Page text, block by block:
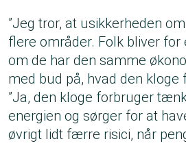
”Jeg tror, at usikkerheden
flere områder. Folk bliver for
om de har den samme
med bud på, hvad den kloge
”Ja, den kloge forbruger
energien og sørger for at
øvrigt lidt færre risici, når